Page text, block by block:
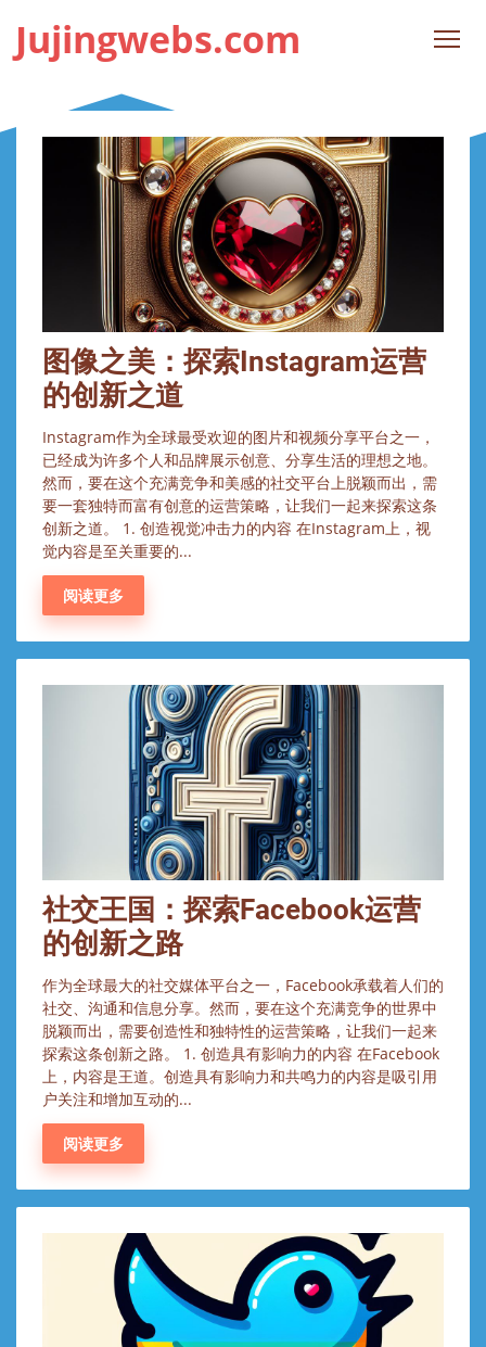
Jujingwebs.com
图像之美：探索Instagram运营
的创新之道
Instagram作为全球最受欢迎的图片和视频分享平台之一，
已经成为许多个人和品牌展示创意、分享生活的理想之地。
然而，要在这个充满竞争和美感的社交平台上脱颖而出，需
要一套独特而富有创意的运营策略，让我们一起来探索这条
创新之道。 1. 创造视觉冲击力的内容 在Instagram上，视
觉内容是至关重要的...
阅读更多
社交王国：探索Facebook运营
的创新之路
作为全球最大的社交媒体平台之一，Facebook承载着人们的
社交、沟通和信息分享。然而，要在这个充满竞争的世界中
脱颖而出，需要创造性和独特性的运营策略，让我们一起来
探索这条创新之路。 1. 创造具有影响力的内容 在Facebook
上，内容是王道。创造具有影响力和共鸣力的内容是吸引用
户关注和增加互动的...
阅读更多